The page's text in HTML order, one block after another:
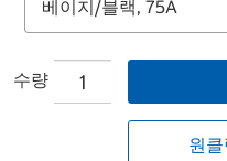
수량
원